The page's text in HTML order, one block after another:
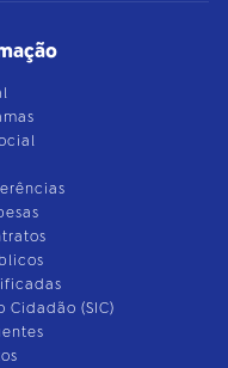
Cidadão (SIC)